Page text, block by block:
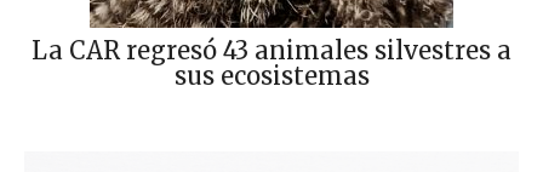
La CAR regresó 43 animales silvestres a
sus ecosistemas